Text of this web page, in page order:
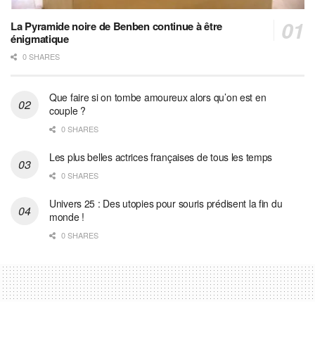
La Pyramide noire de Benben continue à être
énigmatique
0 SHARES
Que faire si on tombe amoureux alors qu’on est en
couple ?
0 SHARES
Les plus belles actrices françaises de tous les temps
0 SHARES
Univers 25 : Des utopies pour souris prédisent la fin du
monde !
0 SHARES